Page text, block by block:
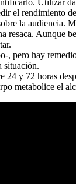
el rendimiento
la audiencia.
Aunque
, pero hay
situación.
y 72 horas
metabolice el